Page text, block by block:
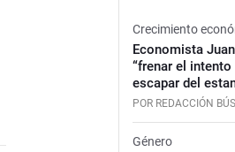
Crecimiento
Economista
“frenar el
escapar del
POR REDACCIÓN
Género